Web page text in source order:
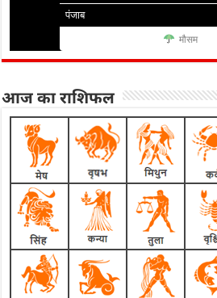
पंजाब
मौसम
आज का राशिफल